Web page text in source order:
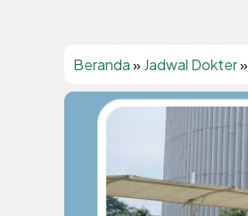
Beranda» Jadwal Dokter»